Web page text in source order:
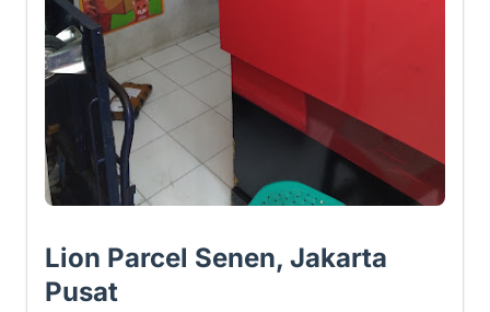
Lion Parcel Senen, Jakarta
Pusat